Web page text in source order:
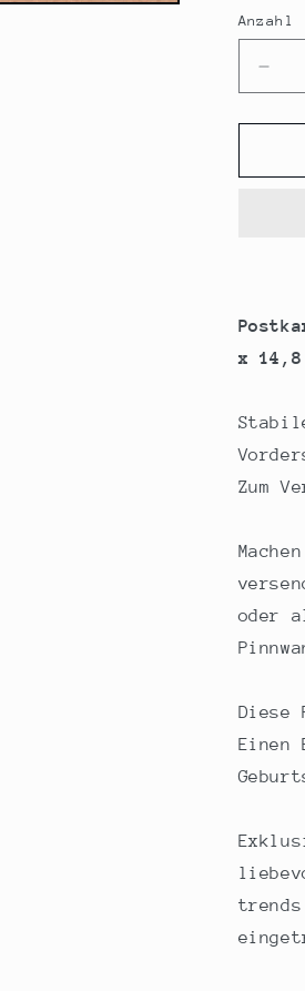
Anzahl
Anzahl
die
man
x 14,8
Zum
oder
Diese
Einen
trends